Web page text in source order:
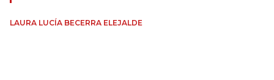
LAURA LUCÍA BECERRA ELEJALDE